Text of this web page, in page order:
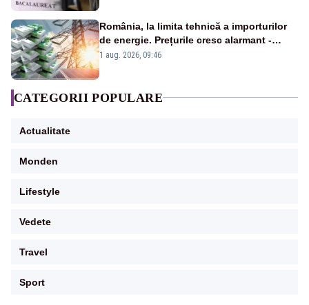
România, la limita tehnică a importurilor
de energie. Prețurile cresc alarmant -
Analiză Realitatea Plus
1 aug. 2026, 09:46
CATEGORII POPULARE
Actualitate
Monden
Lifestyle
Vedete
Travel
Sport